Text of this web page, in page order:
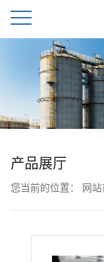
首
页
公
产品展厅
您当前的位置： 网站